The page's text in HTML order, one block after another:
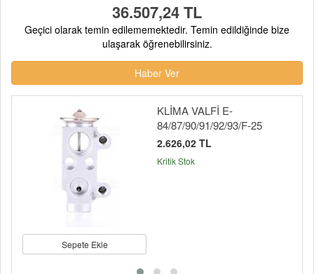
36.507,24 TL
Geçici olarak temin edilememektedir. Temin edildiğinde bize
ulaşarak öğrenebilirsiniz.
Haber Ver
Sepete Ekle
KLİMA VALFİ E-
84/87/90/91/92/93/F-25
2.626,02 TL
Kritik Stok